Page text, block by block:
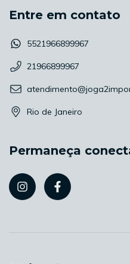
Entre em contato
5521966899967
21966899967
Rio de Janeiro
Permaneça